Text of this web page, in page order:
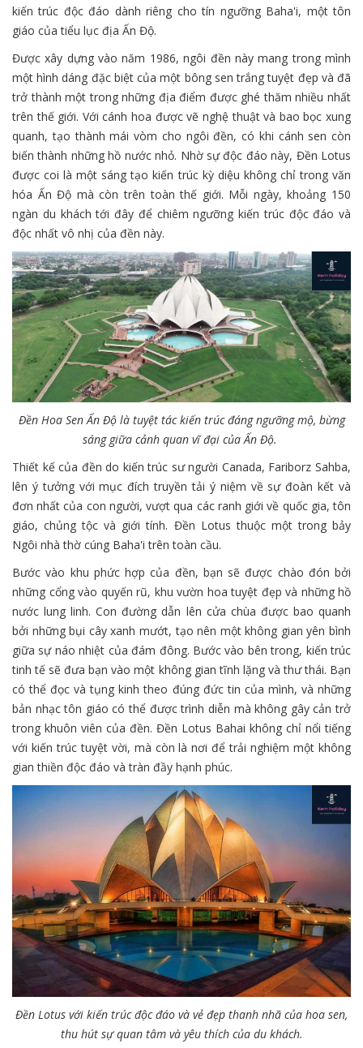
kiến trúc độc đáo dành riêng cho tín ngưỡng Baha'i, một tôn
giáo của tiểu lục địa Ấn Độ.
Được xây dựng vào năm 1986, ngôi đền này mang trong mình
một hình dáng đặc biệt của một bông sen trắng tuyệt đẹp và đã
trở thành một trong những địa điểm được ghé thăm nhiều nhất
trên thế giới. Với cánh hoa được vẽ nghệ thuật và bao bọc xung
quanh, tạo thành mái vòm cho ngôi đền, có khi cánh sen còn
biến thành những hồ nước nhỏ. Nhờ sự độc đáo này, Đền Lotus
được coi là một sáng tạo kiến trúc kỳ diệu không chỉ trong văn
hóa Ấn Độ mà còn trên toàn thế giới. Mỗi ngày, khoảng 150
ngàn du khách tới đây để chiêm ngưỡng kiến trúc độc đáo và
độc nhất vô nhị của đền này.
Đền Hoa Sen Ấn Độ là tuyệt tác kiến trúc đáng ngưỡng mộ, bừng
sáng giữa cảnh quan vĩ đại của Ấn Độ.
Thiết kế của đền do kiến trúc sư người Canada, Fariborz Sahba,
lên ý tưởng với mục đích truyền tải ý niệm về sự đoàn kết và
đơn nhất của con người, vượt qua các ranh giới về quốc gia, tôn
giáo, chủng tộc và giới tính. Đền Lotus thuộc một trong bảy
Ngôi nhà thờ cúng Baha'i trên toàn cầu.
Bước vào khu phức hợp của đền, bạn sẽ được chào đón bởi
những cổng vào quyến rũ, khu vườn hoa tuyệt đẹp và những hồ
nước lung linh. Con đường dẫn lên cửa chùa được bao quanh
bởi những bụi cây xanh mướt, tạo nên một không gian yên bình
giữa sự náo nhiệt của đám đông. Bước vào bên trong, kiến trúc
tinh tế sẽ đưa bạn vào một không gian tĩnh lặng và thư thái. Bạn
có thể đọc và tụng kinh theo đúng đức tin của mình, và những
bản nhạc tôn giáo có thể được trình diễn mà không gây cản trở
trong khuôn viên của đền. Đền Lotus Bahai không chỉ nổi tiếng
với kiến trúc tuyệt vời, mà còn là nơi để trải nghiệm một không
gian thiền độc đáo và tràn đầy hạnh phúc.
Đền Lotus với kiến trúc độc đáo và vẻ đẹp thanh nhã của hoa sen,
thu hút sự quan tâm và yêu thích của du khách.